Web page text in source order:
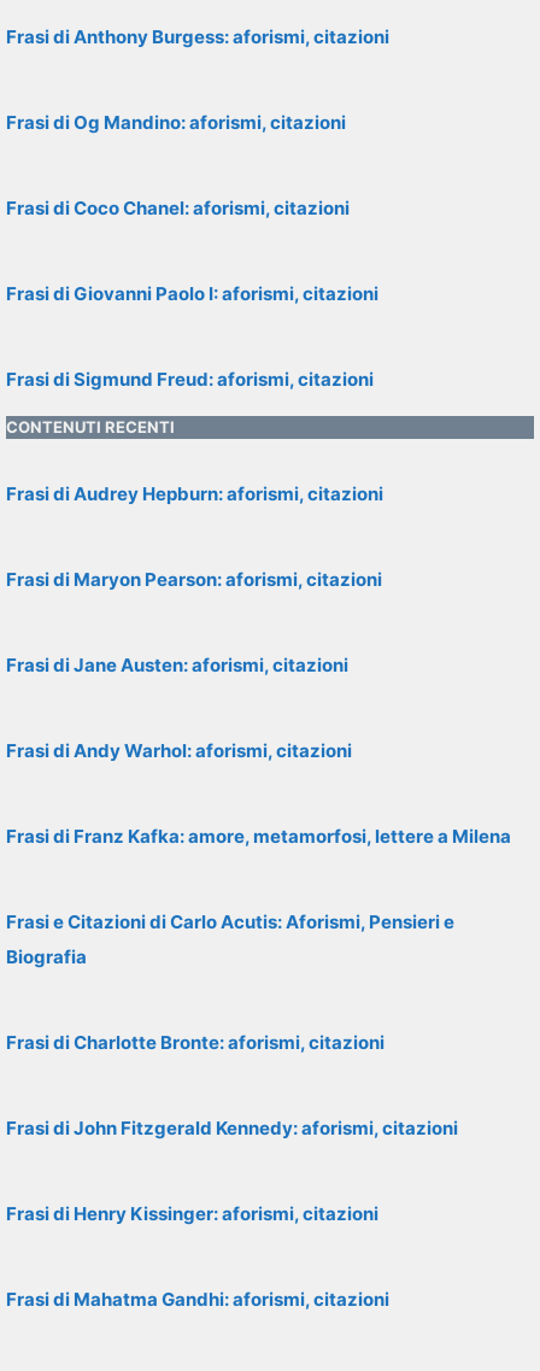
Frasi di Anthony Burgess: aforismi, citazioni
Frasi di Og Mandino: aforismi, citazioni
Frasi di Coco Chanel: aforismi, citazioni
Frasi di Giovanni Paolo I: aforismi, citazioni
Frasi di Sigmund Freud: aforismi, citazioni
CONTENUTI RECENTI
Frasi di Audrey Hepburn: aforismi, citazioni
Frasi di Maryon Pearson: aforismi, citazioni
Frasi di Jane Austen: aforismi, citazioni
Frasi di Andy Warhol: aforismi, citazioni
Frasi di Franz Kafka: amore, metamorfosi, lettere a Milena
Frasi e Citazioni di Carlo Acutis: Aforismi, Pensieri e
Biografia
Frasi di Charlotte Bronte: aforismi, citazioni
Frasi di John Fitzgerald Kennedy: aforismi, citazioni
Frasi di Henry Kissinger: aforismi, citazioni
Frasi di Mahatma Gandhi: aforismi, citazioni